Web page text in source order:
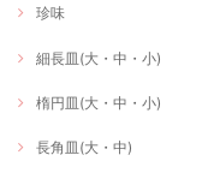
珍味
細長皿(大・中・小)
楕円皿(大・中・小)
長角皿(大・中)